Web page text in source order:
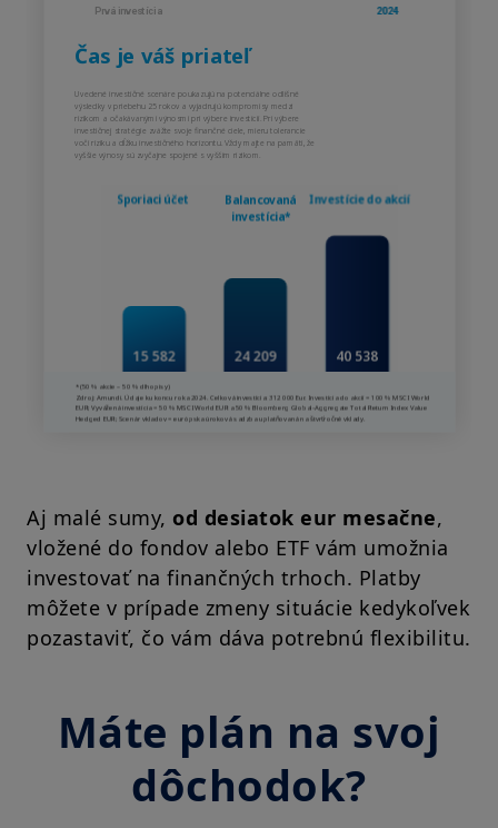
Aj malé sumy, od desiatok eur mesačne,
vložené do fondov alebo ETF vám umožnia
investovať na finančných trhoch. Platby
môžete v prípade zmeny situácie kedykoľvek
pozastaviť, čo vám dáva potrebnú flexibilitu.
Máte plán na svoj
dôchodok?